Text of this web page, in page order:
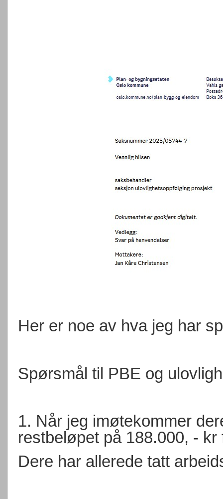
Her er noe av hva jeg har
Spørsmål til PBE og
1. Når jeg imøtekommer
restbeløpet på 188.000, - kr
Dere har allerede tatt